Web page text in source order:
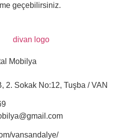
geçebilirsiniz.
Mobilya
2. Sokak No:12, Tuşba / VAN
vansandalye/